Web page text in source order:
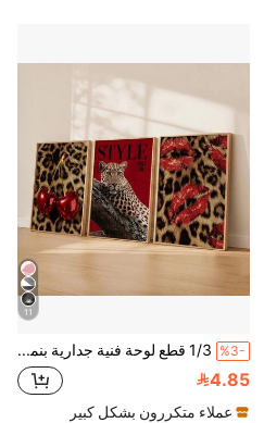
11
%3- 1/3 قطع لوحة فنية جدارية بنمط الفهد والشيتا، طباعة شفاه ساخنة عتيقة على قماش، ملصق كرز أحمر، لوحة ديكورية فاخرة بأسلوب بريبي، بدون إطار، ديكور ماكسيماليست
4.85
عملاء متكررون بشكل كبير